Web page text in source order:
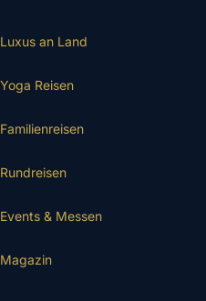
Luxus an Land
Yoga Reisen
Familienreisen
Rundreisen
Events & Messen
Magazin